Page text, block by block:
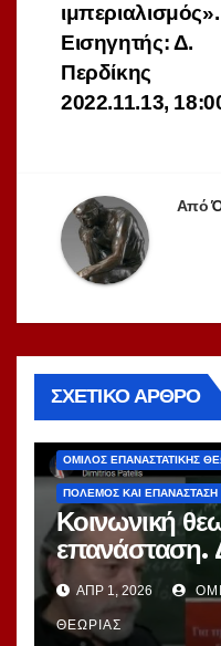
ιμπεριαλισμός».
Εισηγητής: Δ.
Περδίκης
2022.11.13,
Από
ΣΧΕΤΙΚΌ ΆΡΘΡΟ
ΑΝΤΙΙΜΠΕΡΙΑΛΙΣΜΌΣ
ΌΜΙΛΟΣ ΕΠΑΝΑΣΤΑΤΙΚΉΣ
ΠΌΛΕΜΟΣ ΚΑΙ ΕΠΑΝΆΣΤΑΣΗ
Κοινωνική
επανάσταση.
Διάλεξη με
Επανάσταση
ΑΠΡ 1, 2026
ΘΕΩΡΊΑΣ